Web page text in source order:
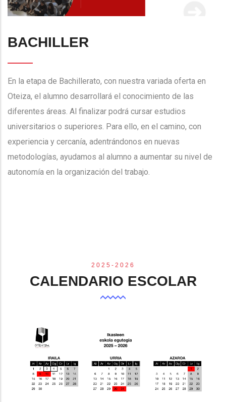
BACHILLER
En la etapa de Bachillerato, con nuestra variada oferta en
Oteiza, el alumno desarrollará el conocimiento de las
diferentes áreas. Al finalizar podrá cursar estudios
universitarios o superiores. Para ello, en el camino, con
experiencia y cercanía, adentrándonos en nuevas
metodologías, ayudamos al alumno a aumentar su nivel de
autonomía en la organización del trabajo.
2025-2026
CALENDARIO ESCOLAR